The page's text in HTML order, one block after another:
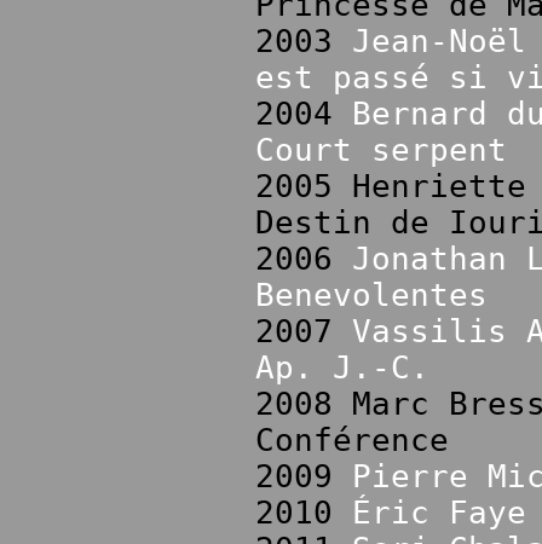
2003 Jean-
est passé si
2004 Bernard
Court serpent
2005
Destin de
2006 Jonathan
Benevolentes
2007 Vassilis
Ap. J.-C.
2008 Marc
Conférence
2009 Pierre
2010 Éric